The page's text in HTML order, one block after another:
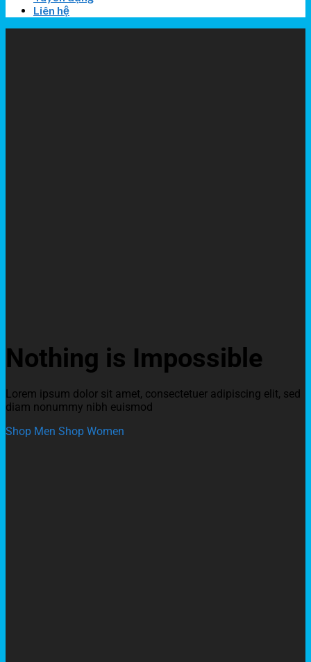
Liên hệ
Nothing is Impossible
Lorem ipsum dolor sit amet, consectetuer adipiscing elit, sed
diam nonummy nibh euismod
Shop Men Shop Women